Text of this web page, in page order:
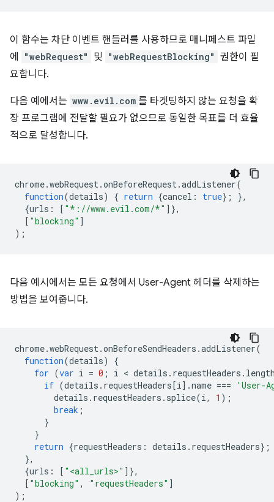
이 함수는 차단 이벤트 핸들러를 사용하므로 매니페스트 파일
에
"webRequest" 및 "webRequestBlocking" 권한이 필
요합니다.
다음 예에서는 www.evil.com 를 타겟팅하지 않는 요청을 확
장 프로그램에 전달할 필요가 없으므로 동일한 목표를 더 효율
적으로 달성합니다.
chrome.webRequest.onBeforeRequest.addListener(
function(details) { return {cancel : true};
},
{urls : [ "*://www.evil.com/*" ]},
[ "blocking" ]
);
다음 예시에서는 모든 요청에서 User-Agent 헤더를 삭제하는
방법을 보여줍니다.
chrome.webRequest.onBeforeSendHeaders .addListener(
function(details)
{
for (var i = 0 ; i < details . requestHeaders .
if (details . requestHeaders[i].name ===
'User-
details . requestHeaders . splice(i, 1 );
break ;
}
}
return {requestHeaders : details . requestHeaders};
},
{urls : [ "<all_urls>" ]},
[ "blocking" , "requestHeaders" ]
);